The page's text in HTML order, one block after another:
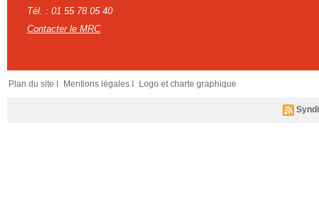
Tél. : 01 55 78 05 40
Contacter le MRC
Plan du site I Mentions légales I Logo et charte graphique